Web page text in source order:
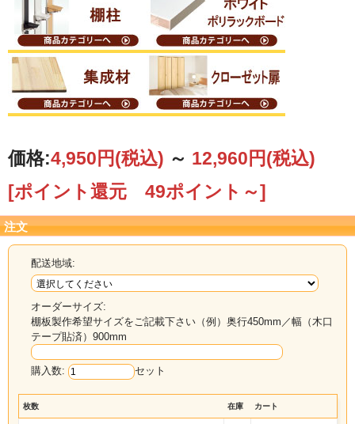
価格:4,950円(税込) ～ 12,960円(税込)
[ポイント還元 49ポイント～]
注文
配送地域:
オーダーサイズ:
棚板製作希望サイズをご記載下さい（例）奥行450mm／幅（木口
テープ貼済）900mm
購入数: セット
枚数 在庫 カート